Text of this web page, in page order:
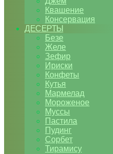
Квашение
Консервация
ДЕСЕРТЫ
Безе
Желе
Зефир
Ириски
Конфеты
Кутья
Мармелад
Мороженое
Муссы
Пастила
Пудинг
Сорбет
Тирамису